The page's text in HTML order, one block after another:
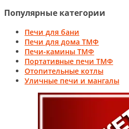
Популярные категории
Печи для бани
Печи для дома ТМФ
Печи-камины ТМФ
Портативные печи ТМФ
Отопительные котлы
Уличные печи и мангалы